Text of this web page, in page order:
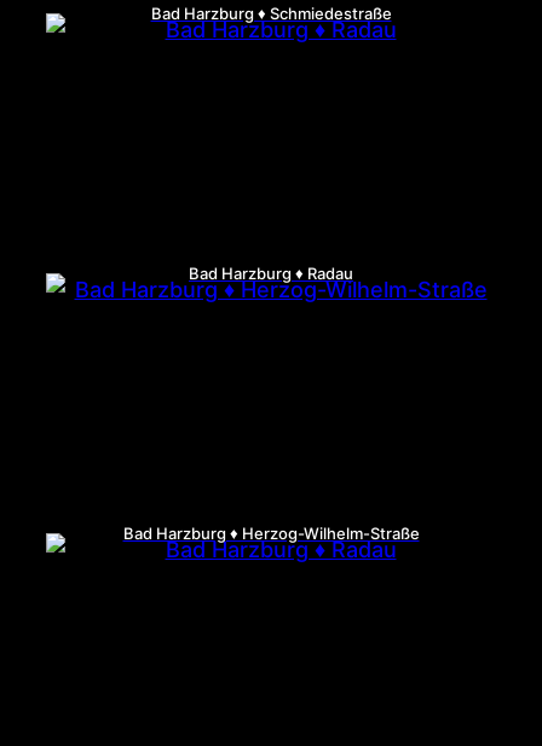
Bad Harzburg ♦ Schmiedestraße
Bad Harzburg ♦ Radau
Bad Harzburg ♦ Herzog-Wilhelm-Straße